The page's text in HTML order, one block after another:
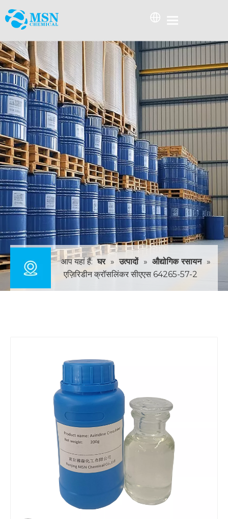
आप यहां हैं: घर » उत्पादों » औद्योगिक रसायन »
एज़िरिडीन क्रॉसलिंकर सीएएस 64265-57-2